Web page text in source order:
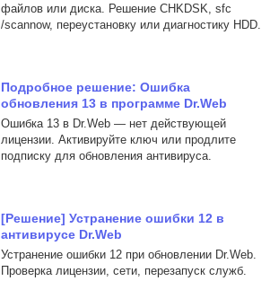
файлов или диска. Решение CHKDSK, sfc
/scannow, переустановку или диагностику HDD.
Подробное решение: Ошибка
обновления 13 в программе Dr.Web
Ошибка 13 в Dr.Web — нет действующей
лицензии. Активируйте ключ или продлите
подписку для обновления антивируса.
[Решение] Устранение ошибки 12 в
антивирусе Dr.Web
Устранение ошибки 12 при обновлении Dr.Web.
Проверка лицензии, сети, перезапуск служб.